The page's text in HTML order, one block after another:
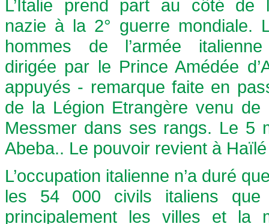
L’Italie prend part au côté de
nazie à la 2° guerre mondiale.
hommes de l’armée italienne
dirigée par le Prince Amédée
appuyés - remarque faite en
de la Légion Etrangère venu
Messmer dans ses rangs. Le 5
Abeba.. Le pouvoir revient à
L’occupation italienne n’a duré
les 54 000 civils italiens que
principalement les villes et la